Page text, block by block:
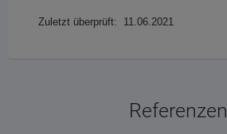
Zuletzt überprüft: 11.06.2021
Referenzen